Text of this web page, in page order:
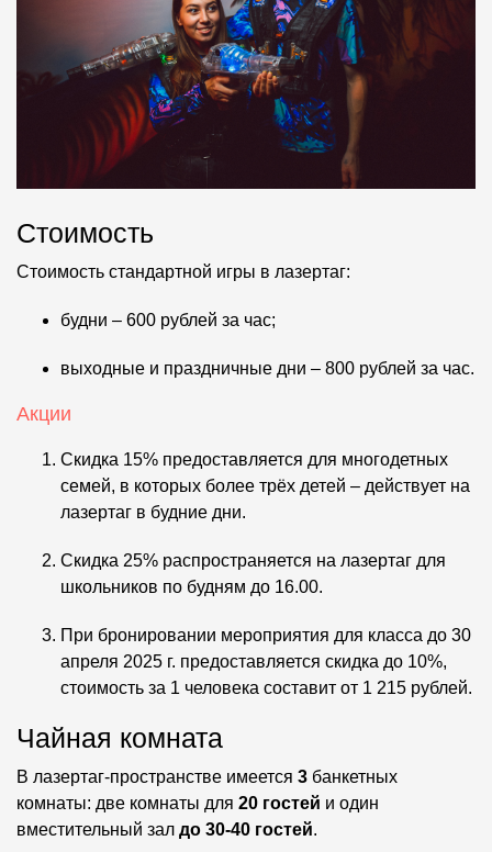
Стоимость
Стоимость стандартной игры в лазертаг:
будни – 600 рублей за час;
выходные и праздничные дни – 800 рублей за час.
Акции
Скидка 15% предоставляется для многодетных
семей, в которых более трёх детей – действует на
лазертаг в будние дни.
Скидка 25% распространяется на лазертаг для
школьников по будням до 16.00.
При бронировании мероприятия для класса до 30
апреля 2025 г. предоставляется скидка до 10%,
стоимость за 1 человека составит от 1 215 рублей.
Чайная комната
В лазертаг-пространстве имеется 3 банкетных
комнаты: две комнаты для 20 гостей и один
вместительный зал до 30-40 гостей.